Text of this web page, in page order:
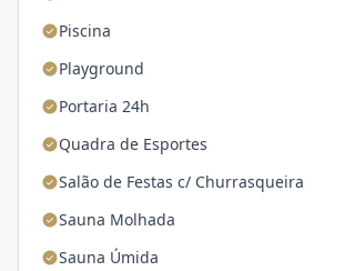
Piscina
Playground
Portaria 24h
Quadra de Esportes
Salão de Festas c/ Churrasqueira
Sauna Molhada
Sauna Úmida